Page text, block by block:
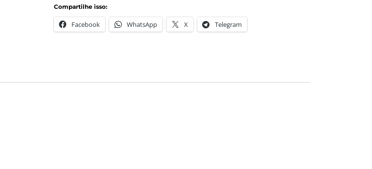
Compartilhe isso:
Facebook WhatsApp X Telegram